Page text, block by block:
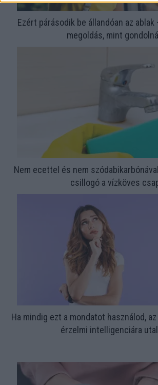
Ezért párásodik be állandóan az ablak
megoldás, mint
Nem ecettel és nem
csillogó a vízköves
Ha mindig ezt a mondatot használod,
érzelmi intelligenciára